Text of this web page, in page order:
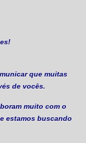
que muitas
de vocês.
muito com o
estamos buscando